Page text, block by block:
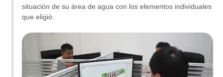
situación de su área de agua con los elementos individuales
que eligió.